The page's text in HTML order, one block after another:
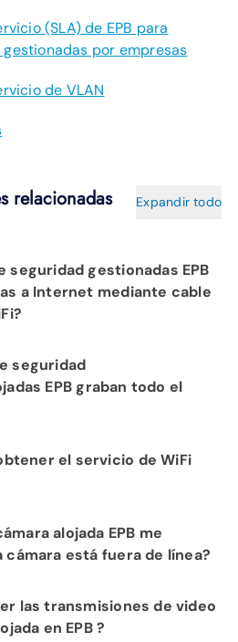
(SLA) de EPB para
por empresas
de VLAN
relacionadas Expandir todo
seguridad gestionadas EPB
a Internet mediante cable
profesional incluye el
cámara a su
red de fibra para un
seguridad
EPB graban todo el
de seguridad gestionada y
de EPB proporcionan
tranquilidad.
el servicio de WiFi
Internet de Fi-Speed, con
las ventajas de
nuestro departamento de
alojada EPB me
está fuera de línea?
alertas en función de la
podemos enviar por
las transmisiones de video
en EPB ?